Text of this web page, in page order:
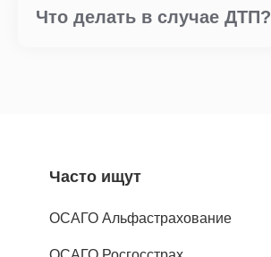
Что делать в случае ДТП?
Часто ищут
ОСАГО Альфастрахование